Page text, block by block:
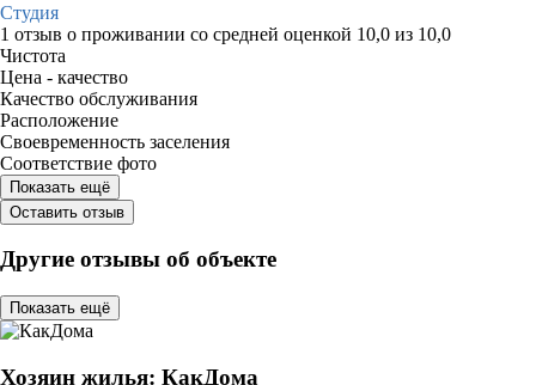
Студия
1 отзыв о проживании со средней оценкой 10,0 из 10,0
Чистота
Цена - качество
Качество обслуживания
Расположение
Своевременность заселения
Соответствие фото
Показать ещё
Оставить отзыв
Другие отзывы об объекте
Показать ещё
Хозяин жилья: КакДома